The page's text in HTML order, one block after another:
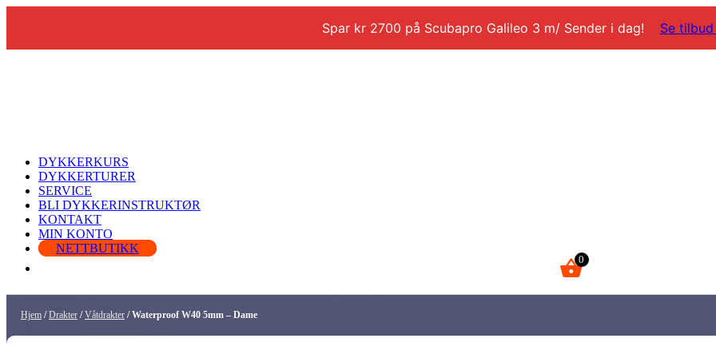
Spar kr 2700 på Scubapro Galileo 3 m/ Sender i dag! Se
DYKKERKURS
DYKKERTURER
SERVICE
BLI DYKKERINSTRUKTØR
KONTAKT
MIN KONTO
NETTBUTIKK
0
Hjem /Drakter /Våtdrakter / Waterproof W40 5mm – Dame